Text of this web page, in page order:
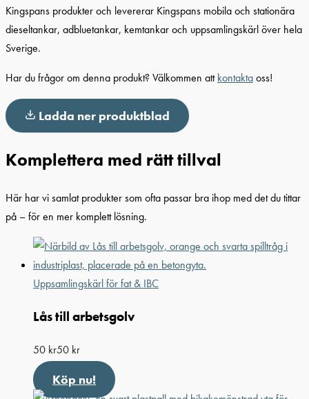
Kingspans produkter och levererar Kingspans mobila och stationära
dieseltankar, adbluetankar, kemtankar och uppsamlingskärl över hela
Sverige.
Har du frågor om denna produkt? Välkommen attkontaktaoss!
Ladda ner produktblad
Komplettera med rätt tillval
Här har vi samlat produkter som ofta passar bra ihop med det du tittar
på – för en mer komplett lösning.
Uppsamlingskärl för fat & IBC
Lås till arbetsgolv
50 kr50 kr
Köp nu!